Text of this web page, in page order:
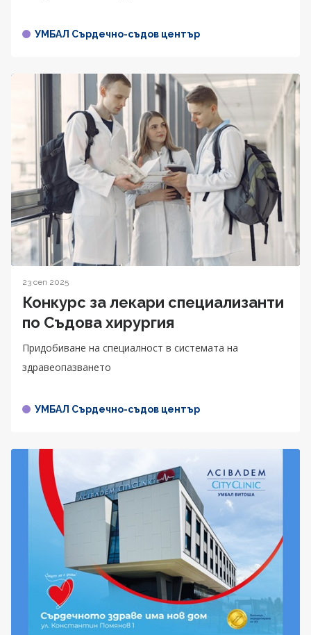
УМБАЛ Сърдечно-съдов център
23 сеп 2025
Конкурс за лекари специализанти
по Съдова хирургия
Придобиване на специалност в системата на
здравеопазването
УМБАЛ Сърдечно-съдов център